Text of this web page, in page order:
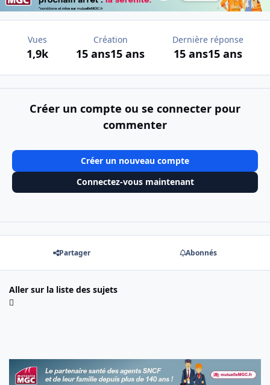
Vues
1,9k
Création
15 ans15 ans
Dernière réponse
15 ans15 ans
Créer un compte ou se connecter pour
commenter
Créer un nouveau compte
Connectez-vous maintenant
Partager Abonnés
Aller sur la liste des sujets